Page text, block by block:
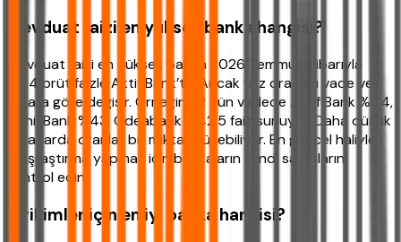
Mevduat faizi en yüksek banka hangisi?
Mevduat faizi en yüksek banka 2026 Temmuz itibarıyla
%44 brüt faizle Aktif Bank’tır. Ancak faiz oranları vade ve
tutara göre değişir. Örneğin 32 gün vadede Aktif Bank %44,
DenizBank %43, Odeabank %42,5 faiz sunuyor. Daha düşük
tutarlarda oranlar bir miktar düşebiliyor. En güncel haliyle
karşılaştırma yapmak için bankaların kendi sayfalarını
kontrol edin.
Birikimler için en iyi banka hangisi?